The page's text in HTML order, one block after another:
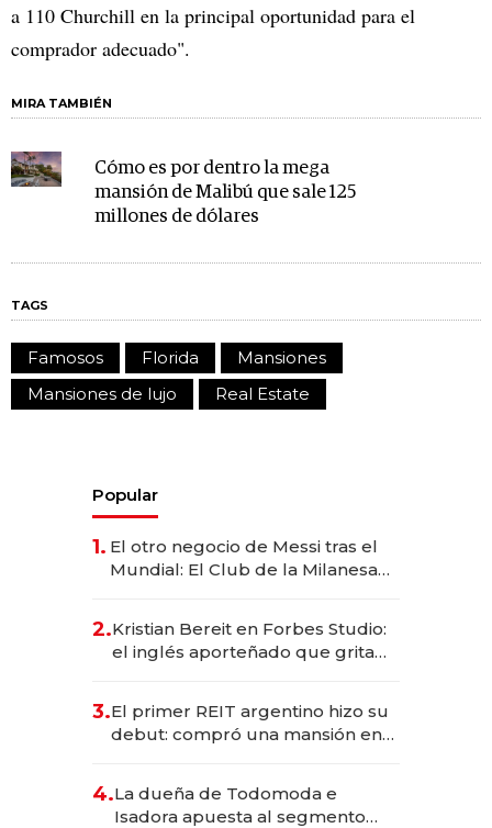
a 110 Churchill en la principal oportunidad para el
comprador adecuado".
MIRA TAMBIÉN
Cómo es por dentro la mega
mansión de Malibú que sale 125
millones de dólares
TAGS
Famosos Florida
Mansiones
Mansiones de lujo
Real Estate
Popular
1. El otro negocio de Messi tras el
Mundial: El Club de la Milanesa
Europa
2.Kristian Bereit en Forbes Studio:
el inglés aporteñado que grita
globales por USD 200M.
3.El primer REIT argentino hizo su
debut: compró una mansión en
4.La dueña de Todomoda e
Isadora apuesta al segmento